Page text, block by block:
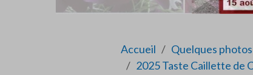
Accueil
Quelques
2025 Taste Caillette de